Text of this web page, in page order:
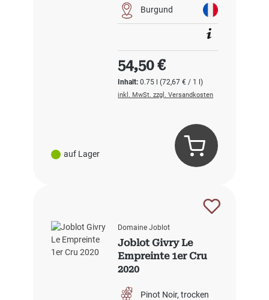
auf Lager
Burgund
Inhalt:0.75 l(72,67 € / 1 l)
Regulärer Preis:
54,50 €
inkl. MwSt. zzgl. Versandkosten
Domaine Joblot
Joblot Givry Le
Empreinte 1er Cru
2020
Pinot Noir trocken